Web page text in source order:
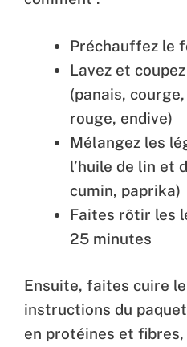
Préchauffez le
Lavez et
(panais,
rouge, endive)
Mélangez les
l’huile de lin et
cumin, paprika)
Faites rôtir les
25 minutes
Ensuite, faites cuire
instructions du
en protéines et